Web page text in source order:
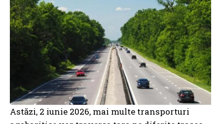
Astăzi, 2 iunie 2026, mai multe transporturi